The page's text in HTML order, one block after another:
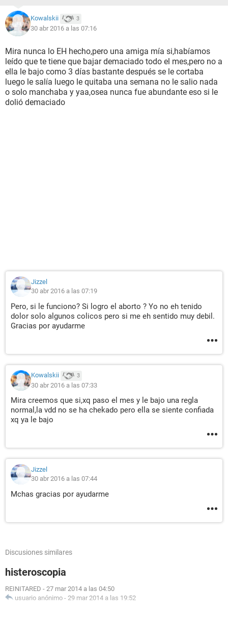
Kowalskii 3
30 abr 2016 a las 07:16
Mira nunca lo EH hecho,pero una amiga mía si,habíamos
leído que te tiene que bajar demaciado todo el mes,pero no a
ella le bajo como 3 días bastante después se le cortaba
luego le salía luego le quitaba una semana no le salio nada
o solo manchaba y yaa,osea nunca fue abundante eso si le
dolió demaciado
Jizzel
30 abr 2016 a las 07:19
Pero, si le funciono? Si logro el aborto ? Yo no eh tenido
dolor solo algunos colicos pero si me eh sentido muy debil.
Gracias por ayudarme
Kowalskii 3
30 abr 2016 a las 07:33
Mira creemos que si,xq paso el mes y le bajo una regla
normal,la vdd no se ha chekado pero ella se siente confiada
xq ya le bajo
Jizzel
30 abr 2016 a las 07:44
Mchas gracias por ayudarme
Discusiones similares
histeroscopia
REINITARED - 27 mar 2014 a las 04:50
usuario anónimo - 29 mar 2014 a las 19:52